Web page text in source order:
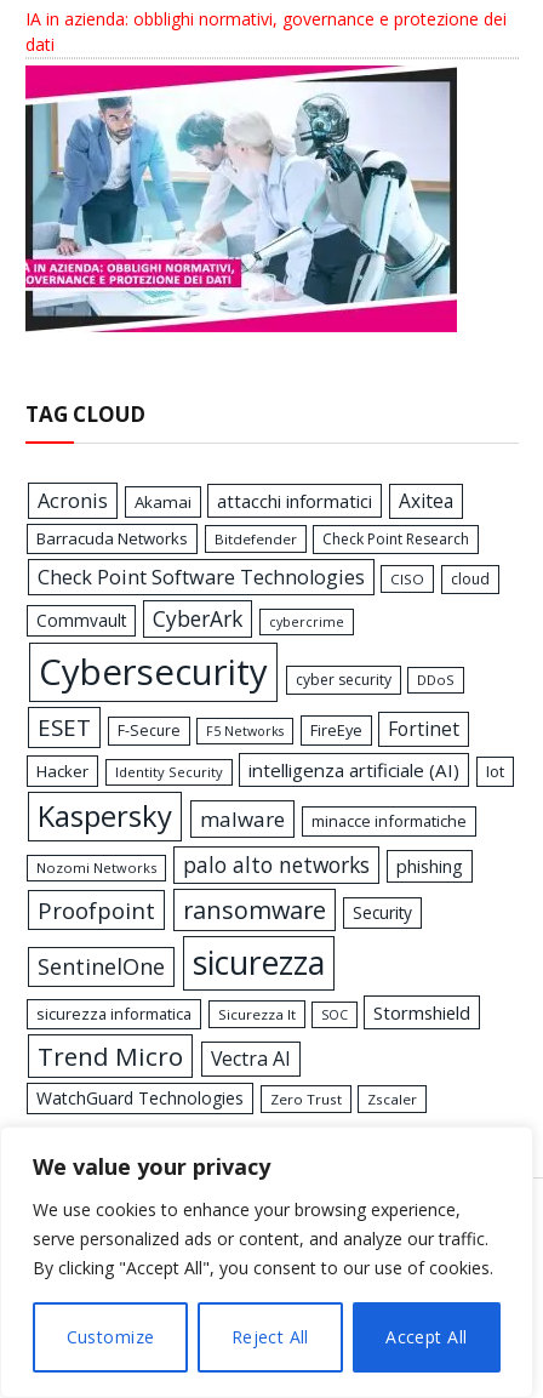
We value your privacy
We use cookies to enhance your browsing experience,
serve personalized ads or content, and analyze our traffic.
By clicking "Accept All", you consent to our use of cookies.
Customize Reject All Accept All
IA in azienda: obblighi normativi, governance e protezione dei
dati
TAG CLOUD
Acronis Akamai attacchi informatici Axitea
Barracuda Networks Bitdefender Check Point Research
Check Point Software Technologies CISO cloud
Commvault CyberArk cybercrime
Cybersecurity cyber security DDoS
ESET F-Secure F5 Networks FireEye Fortinet
Hacker Identity Security intelligenza artificiale (AI) Iot
Kaspersky malware minacce informatiche
Nozomi Networks palo alto networks phishing
Proofpoint ransomware Security
SentinelOne sicurezza
sicurezza informatica Sicurezza It SOC Stormshield
Trend Micro Vectra AI
WatchGuard Technologies Zero Trust Zscaler
POSIZIONE HOME PAGE
Il comportamento dei
“Millennials” mette a rischio